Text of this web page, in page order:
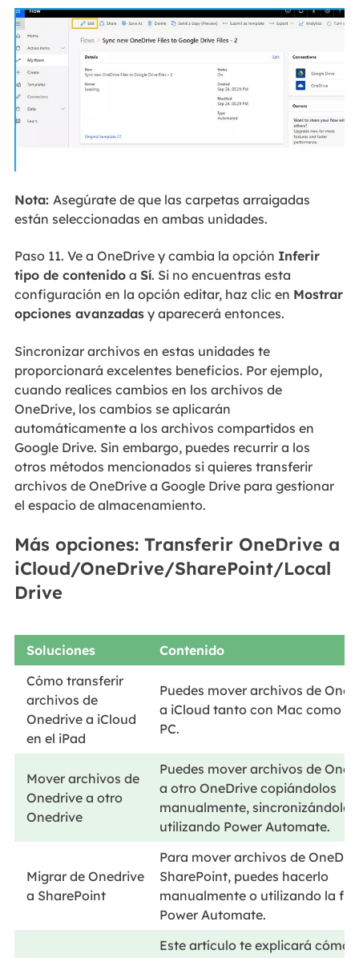
Nota: Asegúrate de que las carpetas arraigadas
están seleccionadas en ambas unidades.
Paso 11. Ve a OneDrive y cambia la opción Inferir
tipo de contenidoa Sí. Si no encuentras esta
configuración en la opción editar, haz clic en Mostrar
opciones avanzadasy aparecerá entonces.
Sincronizar archivos en estas unidades te
proporcionará excelentes beneficios. Por ejemplo,
cuando realices cambios en los archivos de
OneDrive, los cambios se aplicarán
automáticamente a los archivos compartidos en
Google Drive. Sin embargo, puedes recurrir a los
otros métodos mencionados si quieres transferir
archivos de OneDrive a Google Drive para gestionar
el espacio de almacenamiento.
Más opciones: Transferir OneDrive a
iCloud/OneDrive/SharePoint/Local
Drive
Soluciones
Contenido
Cómo transferir
archivos de
Onedrive a iCloud
en el iPad
Puedes mover archivos de
a iCloud tanto con Mac como
PC.
Mover archivos de
Onedrive a otro
Onedrive
Puedes mover archivos de
a otro OneDrive copiándolos
manualmente,
utilizando Power Automate.
Migrar de Onedrive
a SharePoint
Para mover archivos de
SharePoint, puedes hacerlo
manualmente o utilizando la
Power Automate.
Este artículo te explicará cómo